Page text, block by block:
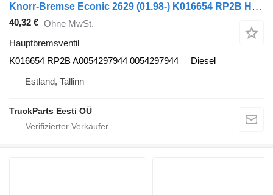
Knorr-Bremse Econic 2629 (01.98-) K016654 RP2B Hauptbremsventil für Mercedes-Benz Econic (1998-2014) Sattelzugmaschine
40,32 € Ohne MwSt.
Hauptbremsventil
K016654 RP2B A0054297944 0054297944
Diesel
Estland, Tallinn
TruckParts Eesti OÜ